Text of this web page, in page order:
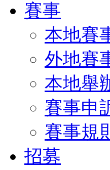
賽事
本地賽
外地賽
本地舉
賽事申
賽事規
招募